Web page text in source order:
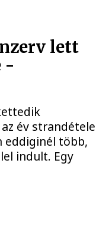
lett
-
év strandétele
eddiginél több,
indult. Egy